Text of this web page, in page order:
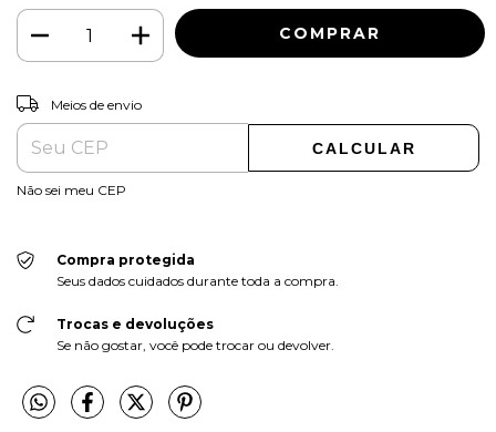
Entregas para o CEP:
Meios de envio
CALCULAR
Não sei meu CEP
Compra protegida
Seus dados cuidados durante toda a compra.
Trocas e devoluções
Se não gostar, você pode trocar ou devolver.